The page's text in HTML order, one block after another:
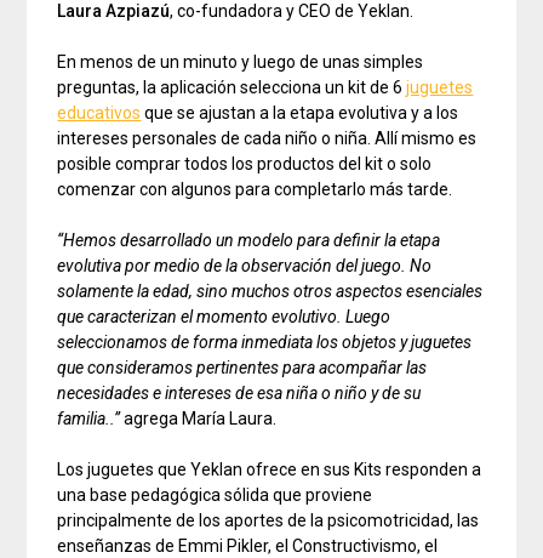
Laura Azpiazú, co-fundadora y CEO de Yeklan.
En menos de un minuto y luego de unas simples
preguntas, la aplicación selecciona un kit de 6juguetes
educativos que se ajustan a la etapa evolutiva y a los
intereses personales de cada niño o niña. Allí mismo es
posible comprar todos los productos del kit o solo
comenzar con algunos para completarlo más tarde.
“Hemos desarrollado un modelo para definir la etapa
evolutiva por medio de la observación del juego. No
solamente la edad, sino muchos otros aspectos esenciales
que caracterizan el momento evolutivo. Luego
seleccionamos de forma inmediata los objetos y juguetes
que consideramos pertinentes para acompañar las
necesidades e intereses de esa niña o niño y de su
familia..”agrega María Laura.
Los juguetes que Yeklan ofrece en sus Kits responden a
una base pedagógica sólida que proviene
principalmente de los aportes de la psicomotricidad, las
enseñanzas de Emmi Pikler, el Constructivismo, el